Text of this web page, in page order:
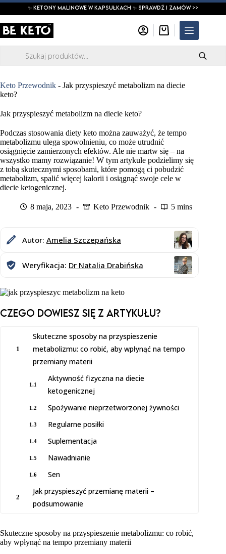
Przejdź
treści
✨ ketony malinowe w kapsułkach ✨ SPRAWDŹ I ZAMÓW >>
Koszyk
produktów
Keto Przewodnik - Jak przyspieszyć metabolizm na diecie
keto?
Jak przyspieszyć metabolizm na diecie keto?
Podczas stosowania diety keto można zauważyć, że tempo
metabolizmu ulega spowolnieniu, co może utrudnić
osiągnięcie zamierzonych efektów. Ale nie martw się – na
wszystko mamy rozwiązanie! W tym artykule podzielimy się
z tobą skutecznymi sposobami, które pomogą ci pobudzić
metabolizm, spalić więcej kalorii i osiągnąć swoje cele w
diecie ketogenicznej.
8 maja, 2023 Keto Przewodnik 5 mins
Autor: Amelia Szczepańska
Weryfikacja: Dr Natalia Drabińska
Czego dowiesz SIĘ z artykułu?
1
Skuteczne sposoby na przyspieszenie
metabolizmu: co robić, aby wpłynąć na tempo
przemiany materii
1.1
Aktywność fizyczna na diecie
ketogenicznej
1.2 Spożywanie nieprzetworzonej żywności
1.3 Regularne posiłki
1.4 Suplementacja
1.5 Nawadnianie
1.6 Sen
2
Jak przyspieszyć przemianę materii –
podsumowanie
Skuteczne sposoby na przyspieszenie metabolizmu: co robić,
aby wpłynąć na tempo przemiany materii